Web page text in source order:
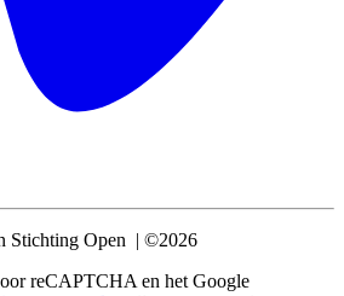
Stichting Open | ©2026
reCAPTCHA en het Google